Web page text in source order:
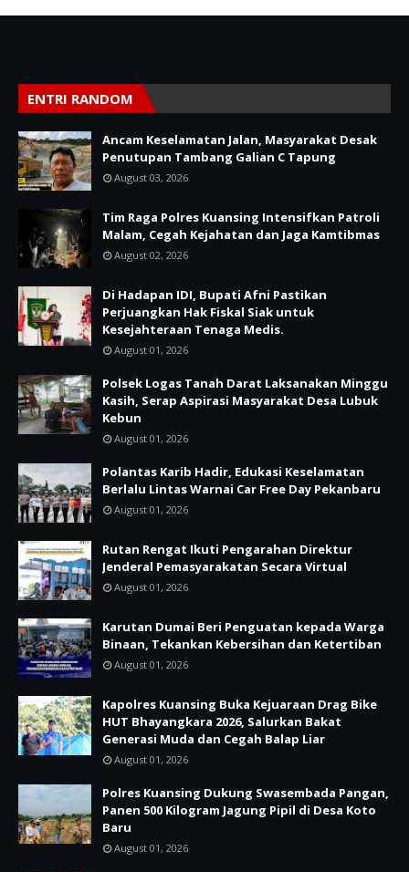
ENTRI RANDOM
Ancam Keselamatan Jalan, Masyarakat Desak
Penutupan Tambang Galian C Tapung
August 03, 2026
Tim Raga Polres Kuansing Intensifkan Patroli
Malam, Cegah Kejahatan dan Jaga Kamtibmas
August 02, 2026
Di Hadapan IDI, Bupati Afni Pastikan
Perjuangkan Hak Fiskal Siak untuk
Kesejahteraan Tenaga Medis.
August 01, 2026
Polsek Logas Tanah Darat Laksanakan Minggu
Kasih, Serap Aspirasi Masyarakat Desa Lubuk
Kebun
August 01, 2026
Polantas Karib Hadir, Edukasi Keselamatan
Berlalu Lintas Warnai Car Free Day Pekanbaru
August 01, 2026
Rutan Rengat Ikuti Pengarahan Direktur
Jenderal Pemasyarakatan Secara Virtual
August 01, 2026
Karutan Dumai Beri Penguatan kepada Warga
Binaan, Tekankan Kebersihan dan Ketertiban
August 01, 2026
Kapolres Kuansing Buka Kejuaraan Drag Bike
HUT Bhayangkara 2026, Salurkan Bakat
Generasi Muda dan Cegah Balap Liar
August 01, 2026
Polres Kuansing Dukung Swasembada Pangan,
Panen 500 Kilogram Jagung Pipil di Desa Koto
Baru
August 01, 2026